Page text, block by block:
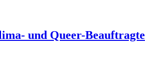
und Queer-Beauftragte